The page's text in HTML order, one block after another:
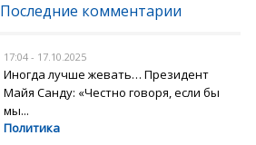
Последние комментарии
17:04 - 17.10.2025
Иногда лучше жевать… Президент
Майя Санду: «Честно говоря, если бы
мы...
Политика